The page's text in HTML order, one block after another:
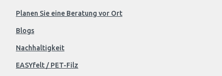
Planen Sie eine Beratung vor Ort
Blogs
Nachhaltigkeit
EASYfelt / PET-Filz